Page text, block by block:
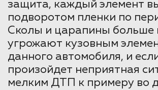
защита, каждый элемент
подворотом пленки по
Сколы и царапины больше
угрожают кузовным
данного автомобиля, и
произойдет неприятная
мелким ДТП к примеру во